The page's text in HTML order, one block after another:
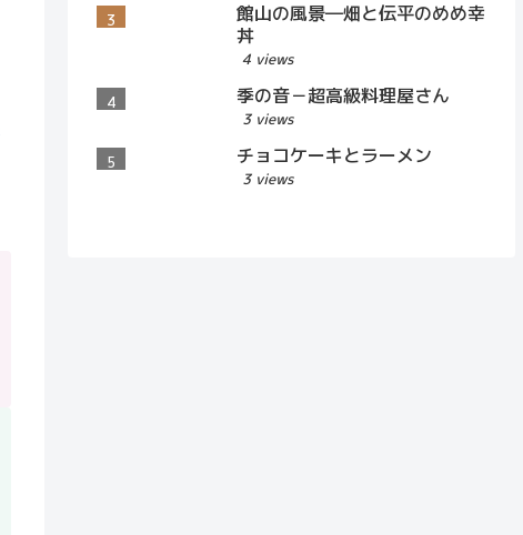
館山の風景―畑と伝平のめめ幸
丼
4 views
季の音－超高級料理屋さん
3 views
チョコケーキとラーメン
3 views